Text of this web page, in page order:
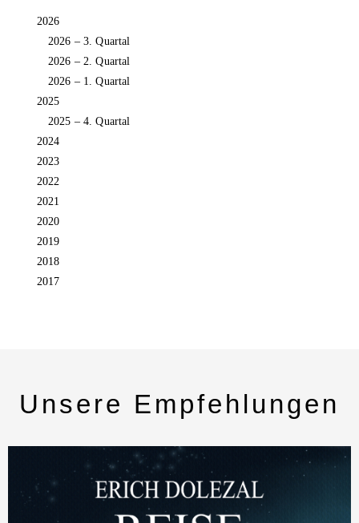
2026
2026 – 3. Quartal
2026 – 2. Quartal
2026 – 1. Quartal
2025
2025 – 4. Quartal
2024
2023
2022
2021
2020
2019
2018
2017
Unsere Empfehlungen